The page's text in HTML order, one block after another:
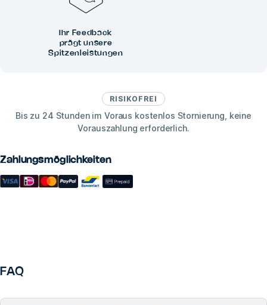
RISIKOFREI
Bis zu 24 Stunden im Voraus kostenlos Stornierung, keine
Vorauszahlung erforderlich.
Zahlungsmöglichkeiten
Ihr Feedback
prägt unsere
Spitzenleistungen
FAQ